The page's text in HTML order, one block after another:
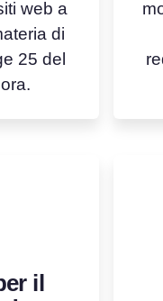
web a
di
25 del
il